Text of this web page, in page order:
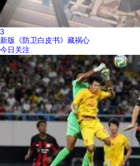
3
新版《防卫白皮书》藏祸心
今日关注